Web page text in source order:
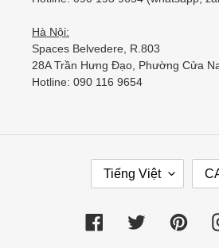
Hà Nội:
Spaces Belvedere, R.803
28A Trần Hưng Đạo, Phường Cửa
Hotline: 090 116 9654
Tiếng Việt
FacebookTwitter